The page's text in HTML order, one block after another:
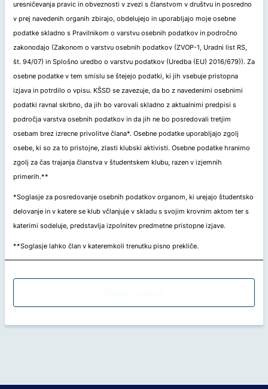
uresničevanja pravic in obveznosti v zvezi s članstvom v društvu in posredno
v prej navedenih organih zbirajo, obdelujejo in uporabljajo moje osebne
podatke skladno s Pravilnikom o varstvu osebnih podatkov in področno
zakonodajo (Zakonom o varstvu osebnih podatkov (ZVOP-1, Uradni list RS,
št. 94/07) in Splošno uredbo o varstvu podatkov (Uredba (EU) 2016/679)). Za
osebne podatke v tem smislu se štejejo podatki, ki jih vsebuje pristopna
izjava in potrdilo o vpisu. KŠSD se zavezuje, da bo z navedenimi osebnimi
podatki ravnal skrbno, da jih bo varovali skladno z aktualnimi predpisi s
področja varstva osebnih podatkov in da jih ne bo posredovali tretjim
osebam brez izrecne privolitve člana*. Osebne podatke uporabljajo zgolj
osebe, ki so za to pristojne, zlasti klubski aktivisti. Osebne podatke hranimo
zgolj za čas trajanja članstva v študentskem klubu, razen v izjemnih
primerih.**
*Soglasje za posredovanje osebnih podatkov organom, ki urejajo študentsko
delovanje in v katere se klub včlanjuje v skladu s svojim krovnim aktom ter s
katerimi sodeluje, predstavlja izpolnitev predmetne pristopne izjave.
**Soglasje lahko član v kateremkoli trenutku pisno prekliče.